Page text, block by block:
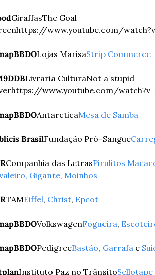
GiraffasThe Goal
https://www.youtube.com/
Lojas MarisaStrip Commerce
Livraria CulturaNot a stupid
https://www.youtube.com/
AntarcticaMesa de Samba
BrasilFundação Pró-Sangue
Companhia das LetrasPirulitos
Gigante, Moinhos
TAMEiffel, Christ, Epcot
VolkswagenFogueira,
PedigreeBastão, Garrafa e
Instituto Paz no TrânsitoSellotape